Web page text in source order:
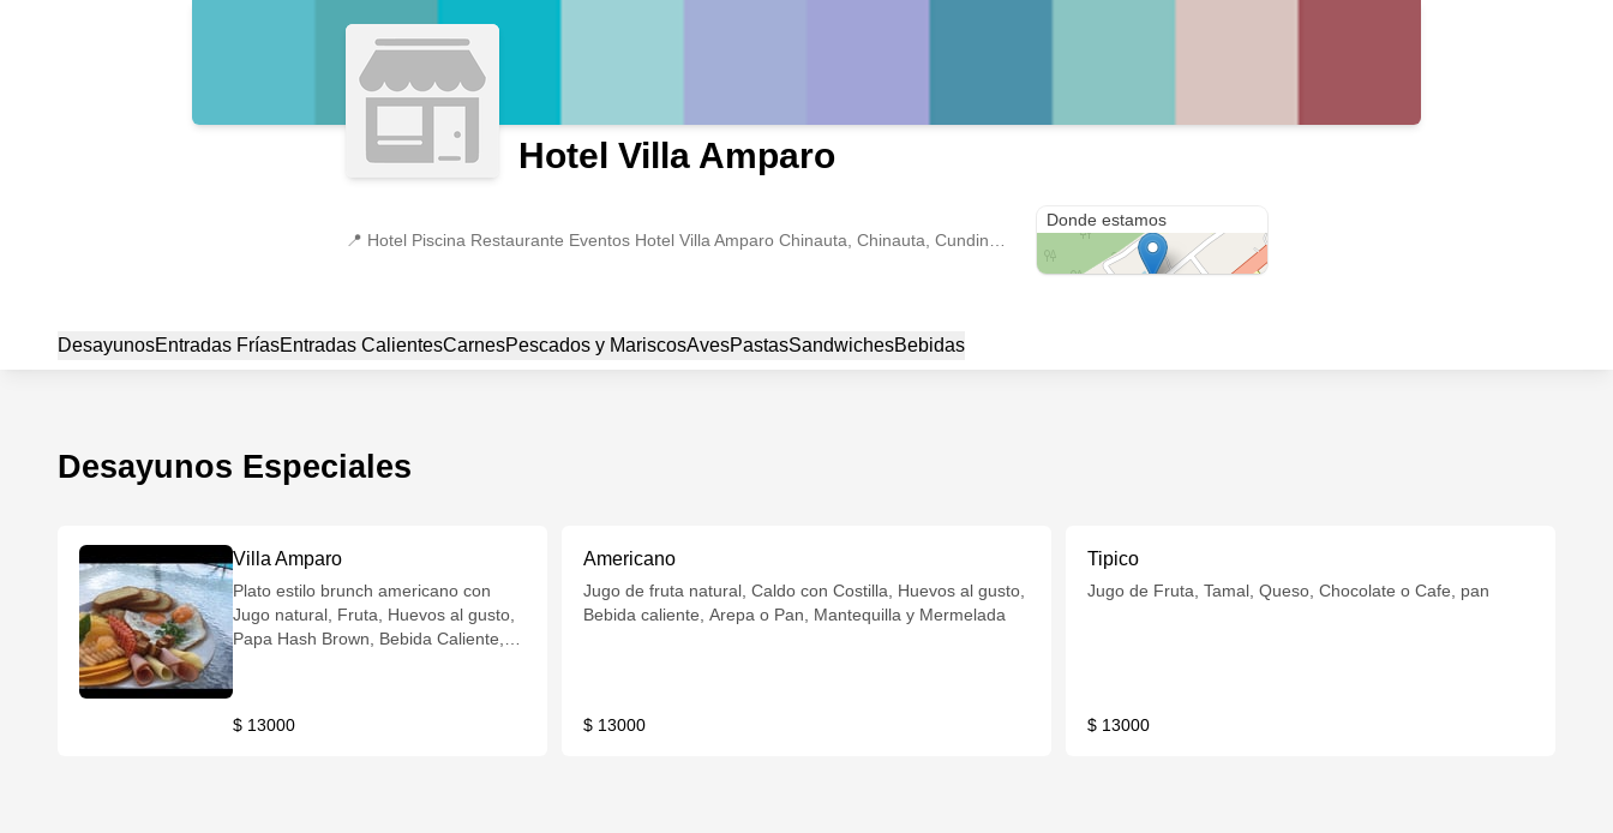
Hotel Villa Amparo
📍
Donde estamos
DesayunosEntradas FríasEntradas CalientesCarnesPescados y MariscosAvesPastasSandwichesBebidas
Desayunos Especiales
Villa Amparo
Plato estilo brunch americano con
Jugo natural, Fruta, Huevos al gusto,
Papa Hash Brown, Bebida Caliente,
$ 13000
Americano
Jugo de fruta natural, Caldo con Costilla, Huevos al gusto,
Bebida caliente, Arepa o Pan, Mantequilla y Mermelada
$ 13000
Tipico
Jugo de Fruta, Tamal, Queso, Chocolate o Cafe, pan
$ 13000